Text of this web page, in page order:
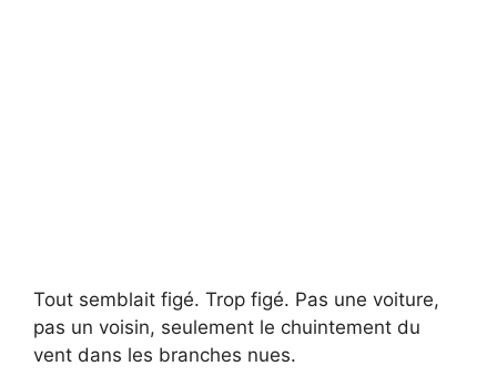
Tout semblait figé. Trop figé. Pas une voiture,
pas un voisin, seulement le chuintement du
vent dans les branches nues.